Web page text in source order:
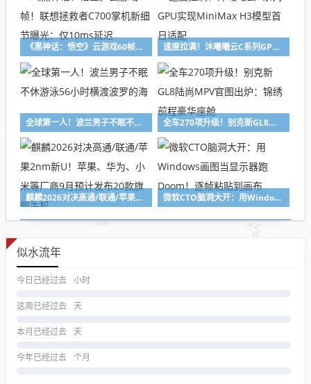
《黑神话：悟空》云游戏60帧！联想拯救者C700掌机新细节曝光：仅10ms延迟 速度拉满！沐曦曦云C系列GPU实现MiniMax H3模型首日适配
全球第一人！波兰男子不眠不休游泳56小时横渡波罗的海 全车270项升级！别克新GL8陆尚MPV官图出炉：锦绣前程豪华座舱
麒麟2026对决高通/联通/苹果2nm新U！苹果、华为、小米等厂商9月预计发布20款旗舰手机 微软CTO脑洞大开：用Windows画图当显示器跑Doom！逐帧粘贴到画布
似水流年
今日已经过去 小时
这周已经过去 天
本月已经过去 天
今年已经过去 个月